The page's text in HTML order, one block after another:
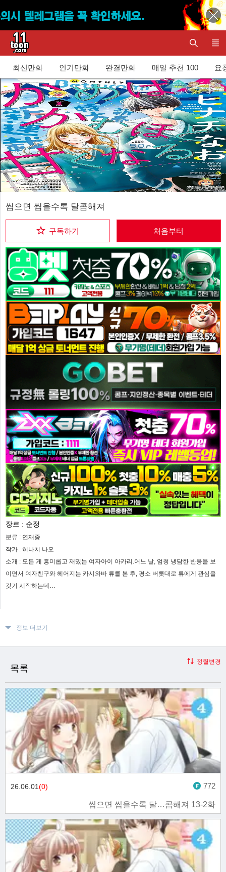
최신만화 인기만화 완결만화 매일 추천 100 요
씹으면 씹을수록 달콤해져
구독하기 처음부터
장르 : 순정
분류 : 연재중
작가 : 히나치 나오
소개 : 모든 게 흥미롭고 재밌는 여자아이 아카리.어느 날, 엄청 냉담한 반응을 보
이면서 여자친구와 헤어지는 카시와바 류를 본 후, 평소 버릇대로 류에게 관심을
갖기 시작하는데…
정보 더보기
목록
정렬변경
씹으면 씹을수록 달…콤해져 13-2화
26.06.01(0) 772